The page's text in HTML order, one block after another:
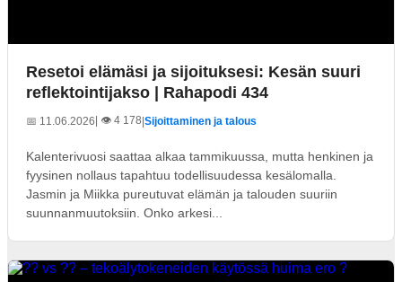
Resetoi elämäsi ja sijoituksesi: Kesän suuri
reflektointijakso | Rahapodi 434
📅 11.06.2026| 👁️ 4 178 Sijoittaminen ja talous
Kalenterivuosi saattaa alkaa tammikuussa, mutta henkinen ja
fyysinen nollaus tapahtuu todellisuudessa kesälomalla.
Jasmin ja Miikka pureutuvat elämän ja talouden suuriin
suunnanmuutoksiin. Onko arkesi...